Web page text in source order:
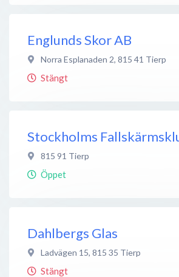
Englunds Skor AB
Norra Esplanaden 2, 815 41 Tierp
Stängt
Stockholms
815 91 Tierp
Öppet
Dahlbergs Glas
Ladvägen 15, 815 35 Tierp
Stängt